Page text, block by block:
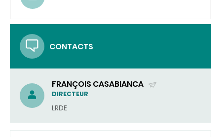
CONTACTS
FRANÇOIS CASABIANCA
(ENVOYER
UN
DIRECTEUR
LRDE